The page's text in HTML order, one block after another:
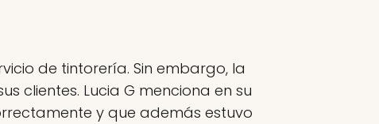
de tintorería. Sin embargo, la
clientes. Lucia G menciona en su
y que además estuvo